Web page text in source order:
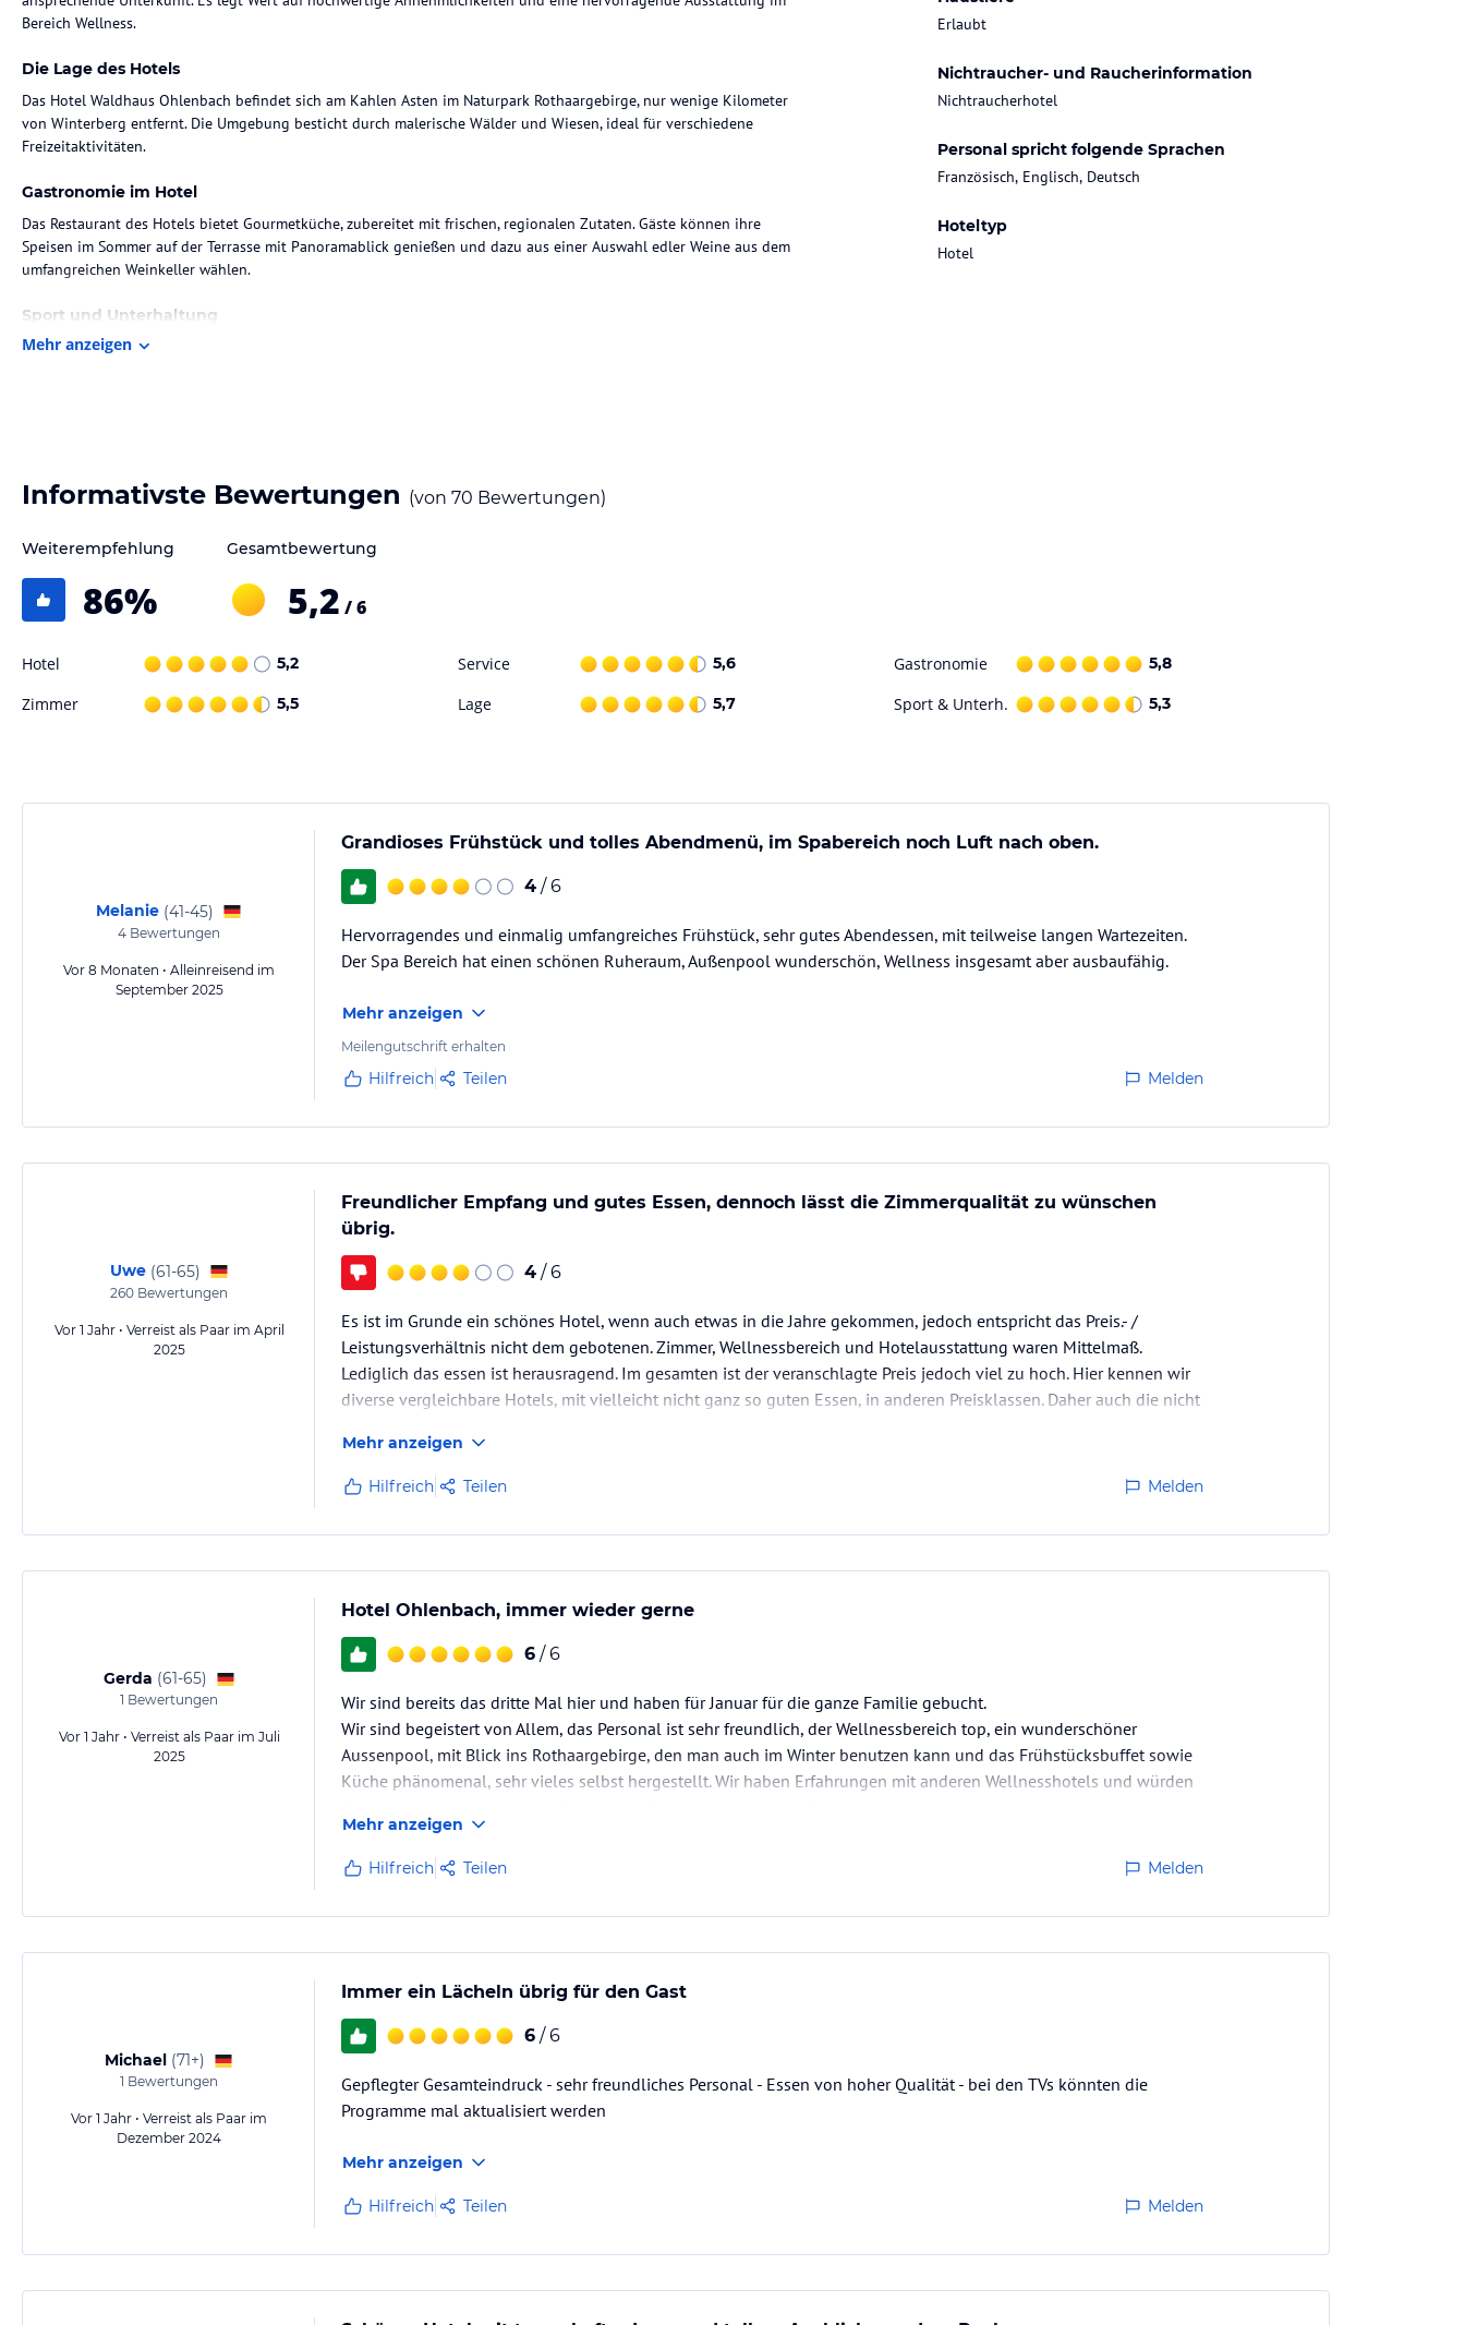
Erlaubt
Nichtraucher- und Raucherinformation
Nichtraucherhotel
Personal spricht folgende Sprachen
Französisch, Englisch, Deutsch
Hoteltyp
Hotel
Bereich Wellness.
Die Lage des Hotels
Das Hotel Waldhaus Ohlenbach befindet sich am Kahlen Asten im Naturpark Rothaargebirge, nur wenige Kilometer
von Winterberg entfernt. Die Umgebung besticht durch malerische Wälder und Wiesen, ideal für verschiedene
Freizeitaktivitäten.
Gastronomie im Hotel
Das Restaurant des Hotels bietet Gourmetküche, zubereitet mit frischen, regionalen Zutaten. Gäste können ihre
Speisen im Sommer auf der Terrasse mit Panoramablick genießen und dazu aus einer Auswahl edler Weine aus dem
umfangreichen Weinkeller wählen.
Sport und Unterhaltung
In der Umgebung des Hotels sind verschiedene Sportarten möglich. Im Sommer kann man wandern oder golfen,
Mehr anzeigen
Informativste Bewertungen (von 70 Bewertungen)
Weiterempfehlung
86%
Gesamtbewertung
5,2 / 6
Hotel 5,2 Service 5,6 Gastronomie 5,8
Zimmer 5,5 Lage 5,7 Sport & Unterh. 5,3
Melanie (41-45)
4 Bewertungen
Vor 8 Monaten • Alleinreisend im
September 2025
Grandioses Frühstück und tolles Abendmenü, im Spabereich noch Luft nach oben.
4 / 6
Hervorragendes und einmalig umfangreiches Frühstück, sehr gutes Abendessen, mit teilweise langen Wartezeiten.
Der Spa Bereich hat einen schönen Ruheraum, Außenpool wunderschön, Wellness insgesamt aber ausbaufähig.
Mehr anzeigen
Meilengutschrift erhalten
Hilfreich Teilen Melden
Uwe (61-65)
260 Bewertungen
Vor 1 Jahr • Verreist als Paar im April
2025
Freundlicher Empfang und gutes Essen, dennoch lässt die Zimmerqualität zu wünschen
übrig.
4 / 6
Es ist im Grunde ein schönes Hotel, wenn auch etwas in die Jahre gekommen, jedoch entspricht das Preis.- /
Leistungsverhältnis nicht dem gebotenen. Zimmer, Wellnessbereich und Hotelausstattung waren Mittelmaß.
Lediglich das essen ist herausragend. Im gesamten ist der veranschlagte Preis jedoch viel zu hoch. Hier kennen wir
diverse vergleichbare Hotels, mit vielleicht nicht ganz so guten Essen, in anderen Preisklassen. Daher auch die nicht
Mehr anzeigen
Hilfreich Teilen Melden
Gerda (61-65)
1 Bewertungen
Vor 1 Jahr • Verreist als Paar im Juli
2025
Hotel Ohlenbach, immer wieder gerne
6 / 6
Wir sind bereits das dritte Mal hier und haben für Januar für die ganze Familie gebucht.
Wir sind begeistert von Allem, das Personal ist sehr freundlich, der Wellnessbereich top, ein wunderschöner
Aussenpool, mit Blick ins Rothaargebirge, den man auch im Winter benutzen kann und das Frühstücksbuffet sowie
Küche phänomenal, sehr vieles selbst hergestellt. Wir haben Erfahrungen mit anderen Wellnesshotels und würden
Des Weiteren sollte man…
Mehr anzeigen
Hilfreich Teilen Melden
Michael (71+)
1 Bewertungen
Vor 1 Jahr • Verreist als Paar im
Dezember 2024
Immer ein Lächeln übrig für den Gast
6 / 6
Gepflegter Gesamteindruck - sehr freundliches Personal - Essen von hoher Qualität - bei den TVs könnten die
Programme mal aktualisiert werden
Mehr anzeigen
Hilfreich Teilen Melden